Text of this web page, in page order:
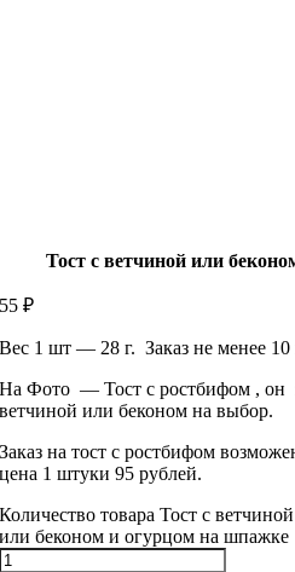
Тост с ветчиной или
55₽
Вес 1 шт — 28 г. Заказ не менее 10
На Фото — Тост с ростбифом , он
ветчиной или беконом на выбор.
Заказ на тост с ростбифом
цена 1 штуки 95 рублей.
Количество товара Тост с ветчиной
или беконом и огурцом на шпажке